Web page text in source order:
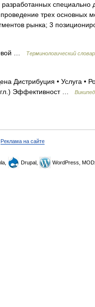
разработанных
трех основных
рынка; 3
…
Терминологический
Дистрибуция • Услуга •
Эффективност …
Реклама на сайте
Drupal, WordPress,